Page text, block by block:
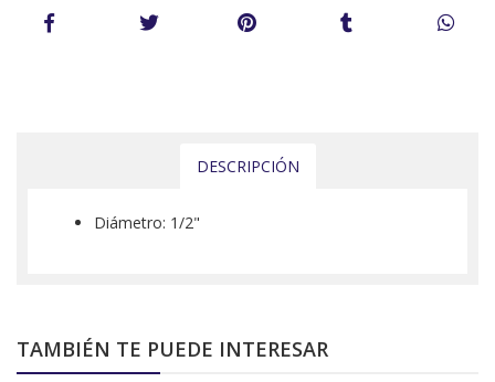
DESCRIPCIÓN
Diámetro: 1/2"
TAMBIÉN TE PUEDE INTERESAR